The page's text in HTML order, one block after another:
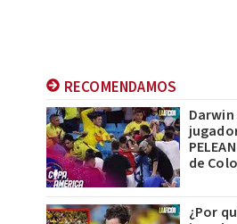
RECOMENDAMOS
de
¿Por